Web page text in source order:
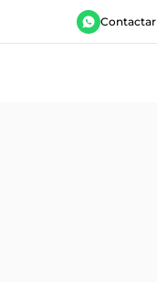
Contactar